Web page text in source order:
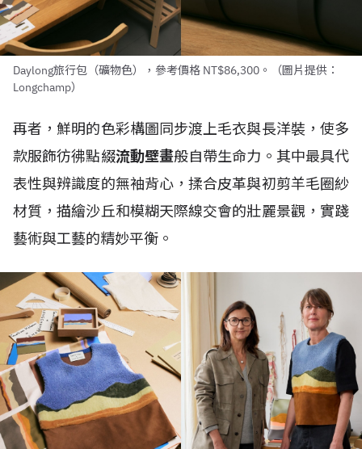
Daylong旅行包（礦物色），參考價格 NT$86,300。（圖片提供：
Longchamp）
再者，鮮明的色彩構圖同步渡上毛衣與長洋裝，使多
款服飾彷彿點綴流動壁畫般自帶生命力。其中最具代
表性與辨識度的無袖背心，揉合皮革與初剪羊毛圈紗
材質，描繪沙丘和模糊天際線交會的壯麗景觀，實踐
藝術與工藝的精妙平衡。